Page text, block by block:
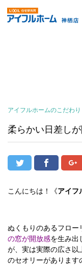
アイフルホームのこだわり
柔らかい日差し
こんにちは！《アイフ
ぬくもりのあるフロー
の窓が開放感を生み出
が、実は実際の広さ以
のセオリーがあります